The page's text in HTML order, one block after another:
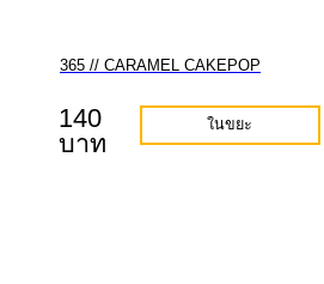
365 // CARAMEL CAKEPOP
140
บาท
ในขยะ